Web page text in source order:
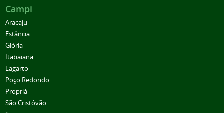
Campi
Aracaju
Estância
Glória
Itabaiana
Lagarto
Poço Redondo
Propriá
São Cristóvão